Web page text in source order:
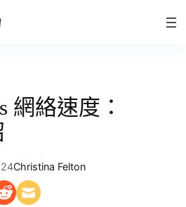
網絡速度：
Christina Felton